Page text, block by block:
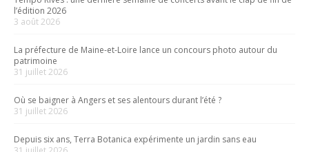
l’édition 2026
3 août 2026
La préfecture de Maine-et-Loire lance un concours photo autour du
patrimoine
31 juillet 2026
Où se baigner à Angers et ses alentours durant l’été ?
31 juillet 2026
Depuis six ans, Terra Botanica expérimente un jardin sans eau